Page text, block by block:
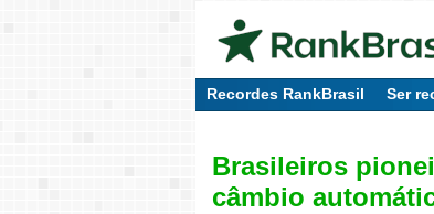
Recordes RankBrasil Ser
Brasileiros
câmbio